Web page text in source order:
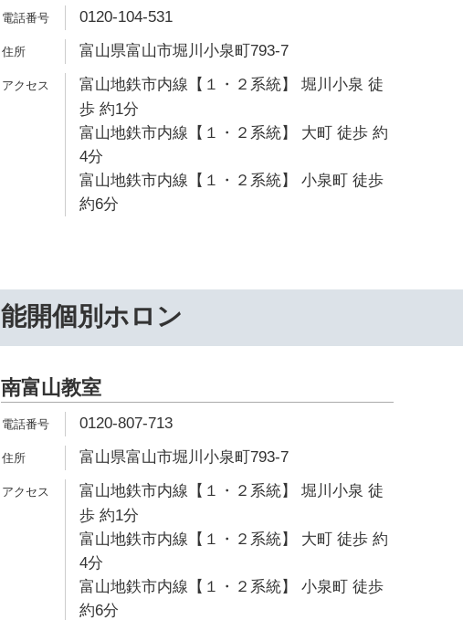
0120-104-531
富山県富山市堀川小泉町793-7
富山地鉄市内線【１・２系統】 堀川小泉 徒
歩 約1分
富山地鉄市内線【１・２系統】 大町 徒歩 約
4分
富山地鉄市内線【１・２系統】 小泉町 徒歩
約6分
能開個別ホロン
南富山教室
0120-807-713
富山県富山市堀川小泉町793-7
富山地鉄市内線【１・２系統】 堀川小泉 徒
歩 約1分
富山地鉄市内線【１・２系統】 大町 徒歩 約
4分
富山地鉄市内線【１・２系統】 小泉町 徒歩
約6分